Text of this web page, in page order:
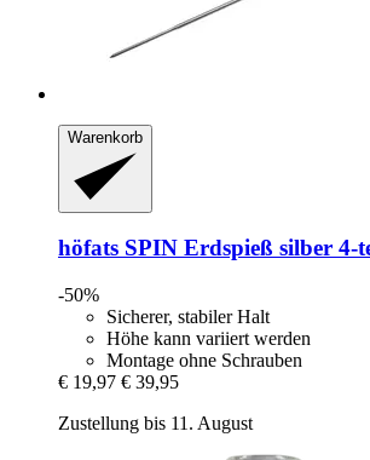
Warenkorb
höfats SPIN Erdspieß silber 4-​
-50%
Sicherer, stabiler Halt
Höhe kann variiert werden
Montage ohne Schrauben
€ 19,97 € 39,95
Zustellung bis 11. August